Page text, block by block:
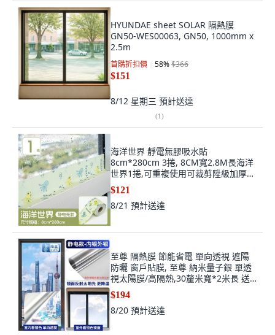
HYUNDAE sheet SOLAR 隔熱膜
GN50-WES00063, GN50, 1000mm x
2.5m
首購折扣價 58%$366
$151
8/12 星期三 預計送達
(1)
海洋世界 靜電無膠吸水貼
8cm*280cm 3捲, 8CM寬2.8M長海洋
世界1捲,可重複使用可裁剪陞級加厚加
寬PVC
$121
8/21 預計送達
至尊 隔熱膜 節能省電 單向透視 遮陽
防曬 窗戶貼膜, 至尊 納米量子銀 單透
視太陽膜/高隔熱,30釐米寬*2米長 送
工具
$194
8/20 預計送達